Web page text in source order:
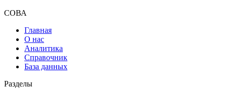
СОВА
Главная
О нас
Аналитика
Справочник
База данных
Разделы